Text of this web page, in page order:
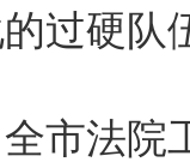
过硬队
法院